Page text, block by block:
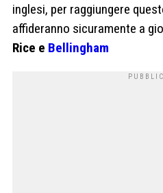
inglesi, per raggiungere
affideranno sicuramente a
Rice e Bellingham